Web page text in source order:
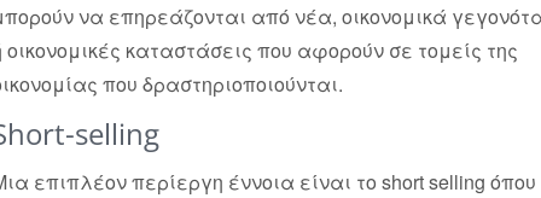
να επηρεάζονται από νέα, οικονομικά
οικονομικές καταστάσεις που αφορούν σε τομείς της
που δραστηριοποιούνται.
selling
επιπλέον περίεργη έννοια είναι το short selling όπου